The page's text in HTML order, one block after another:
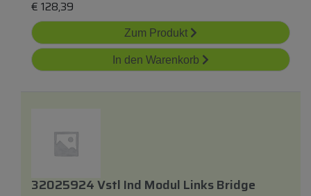
€ 128,39
Zum Produkt
In den Warenkorb
32025924 Vstl Ind Modul Links Bridge